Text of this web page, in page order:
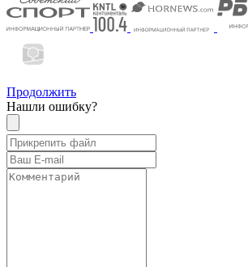
Продолжить
Нашли ошибку?